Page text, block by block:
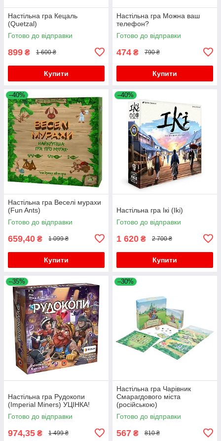
Настільна гра Кецаль
(Quetzal)
Готово до відправки
899 ₴ 1 600 ₴
Купити
Настільна гра Можна ваш
телефон?
Готово до відправки
474 ₴ 790 ₴
Купити
–40%
Настільна гра Веселі мурахи
(Fun Ants)
Готово до відправки
659,40 ₴ 1 099 ₴
Купити
–40%
Настільна гра Ікі (Iki)
Готово до відправки
1 620 ₴ 2 700 ₴
Купити
–35%
Настільна гра Рудокопи
(Imperial Miners) УЦІНКА!
Готово до відправки
974,35 ₴ 1 499 ₴
–30%
Настільна гра Чарівник
Смарагдового міста
(російською)
Готово до відправки
567 ₴ 810 ₴